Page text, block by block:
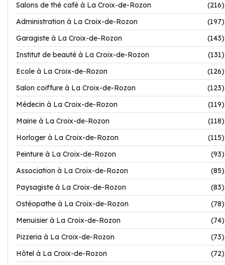
Salons de thé café à La Croix-de-Rozon
(216)
Administration à La Croix-de-Rozon
(197)
Garagiste à La Croix-de-Rozon
(143)
Institut de beauté à La Croix-de-Rozon
(131)
Ecole à La Croix-de-Rozon
(126)
Salon coiffure à La Croix-de-Rozon
(123)
Médecin à La Croix-de-Rozon
(119)
Mairie à La Croix-de-Rozon
(118)
Horloger à La Croix-de-Rozon
(115)
Peinture à La Croix-de-Rozon
(93)
Association à La Croix-de-Rozon
(85)
Paysagiste à La Croix-de-Rozon
(83)
Ostéopathe à La Croix-de-Rozon
(78)
Menuisier à La Croix-de-Rozon
(74)
Pizzeria à La Croix-de-Rozon
(73)
Hôtel à La Croix-de-Rozon
(72)